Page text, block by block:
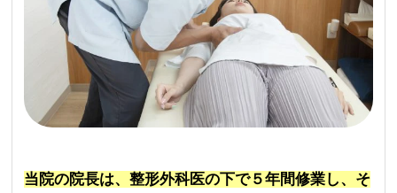
当院の院長は、整形外科医の下で５年間修業し、そ